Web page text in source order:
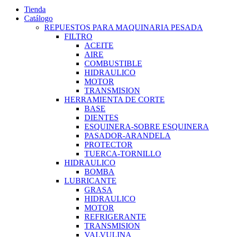
Tienda
Catálogo
REPUESTOS PARA MAQUINARIA PESADA
FILTRO
ACEITE
AIRE
COMBUSTIBLE
HIDRAULICO
MOTOR
TRANSMISION
HERRAMIENTA DE CORTE
BASE
DIENTES
ESQUINERA-SOBRE ESQUINERA
PASADOR-ARANDELA
PROTECTOR
TUERCA-TORNILLO
HIDRAULICO
BOMBA
LUBRICANTE
GRASA
HIDRAULICO
MOTOR
REFRIGERANTE
TRANSMISION
VALVULINA